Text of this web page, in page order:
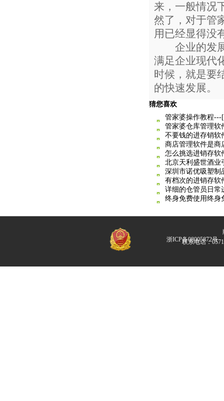
来，一般情况
然了，对于管
用已经显得没
企业的发展
满足企业现代
时候，就是要
的快速发展。
猜您喜欢
管家婆操作教程---
管家婆仓库管理软
不要钱的进存销软
商店管理软件是商
怎么挑选进销存软
北京天利盛世酒业
深圳市诺优吸塑制
有档次的进销存软
详细的仓管员日常
终身免费使用终身
浙ICP备08005872号
联系电话：